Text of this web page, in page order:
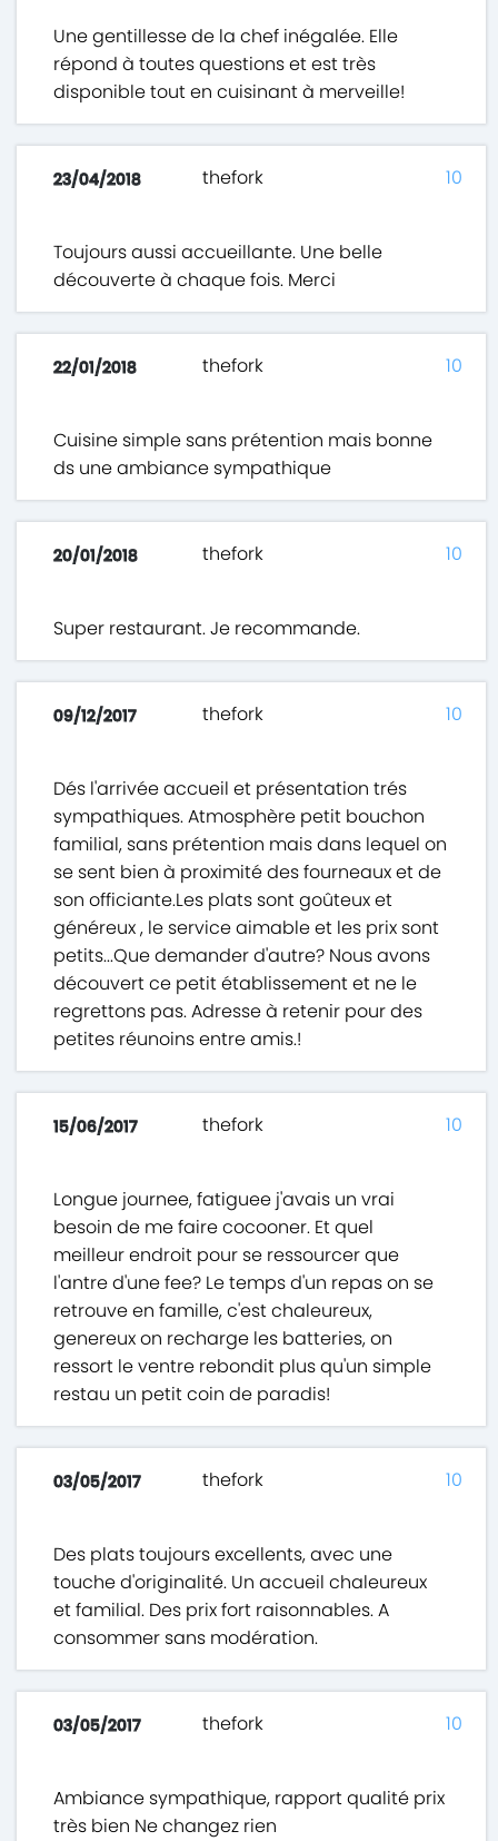
Une gentillesse de la chef inégalée. Elle
répond à toutes questions et est très
disponible tout en cuisinant à merveille!
23/04/2018 thefork
Toujours aussi accueillante. Une belle
découverte à chaque fois. Merci
10
22/01/2018 thefork
Cuisine simple sans prétention mais bonne
ds une ambiance sympathique
10
20/01/2018 thefork
Super restaurant. Je recommande.
10
09/12/2017 thefork
Dés l'arrivée accueil et présentation trés
sympathiques. Atmosphère petit bouchon
familial, sans prétention mais dans lequel on
se sent bien à proximité des fourneaux et de
son officiante.Les plats sont goûteux et
généreux , le service aimable et les prix sont
petits...Que demander d'autre? Nous avons
découvert ce petit établissement et ne le
regrettons pas. Adresse à retenir pour des
petites réunoins entre amis.!
10
15/06/2017 thefork
Longue journee, fatiguee j'avais un vrai
besoin de me faire cocooner. Et quel
meilleur endroit pour se ressourcer que
l'antre d'une fee? Le temps d'un repas on se
retrouve en famille, c'est chaleureux,
genereux on recharge les batteries, on
ressort le ventre rebondit plus qu'un simple
restau un petit coin de paradis!
10
03/05/2017 thefork
Des plats toujours excellents, avec une
touche d'originalité. Un accueil chaleureux
et familial. Des prix fort raisonnables. A
consommer sans modération.
10
03/05/2017 thefork
Ambiance sympathique, rapport qualité prix
très bien Ne changez rien
10